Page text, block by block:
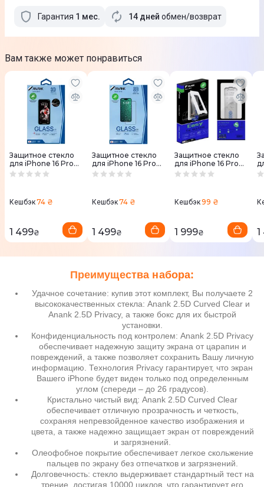
Гарантия 1 мес. 14 дней обмен/возврат
Вам также может понравиться
Защитное стекло
для iPhone 16 Pro
Max Anank 2.5D
Кешбэк74 ₴
1 499₴
Защитное стекло
для iPhone 16 Pro
Max Anank 3D
Кешбэк74 ₴
1 499₴
Защитное стекло
для iPhone 16 Pro
Max Anank 2.5D
(2003214)
Кешбэк99 ₴
1 999₴
Преимущества набора:
Удачное сочетание: купив этот комплект, Вы получаете 2
высококачественных стекла: Anank 2.5D Curved Clear и
Anank 2.5D Privacy, а также бокс для их быстрой
установки.
Конфиденциальность под контролем: Anank 2.5D Privacy
обеспечивает надежную защиту экрана от царапин и
повреждений, а также позволяет сохранить Вашу личную
информацию. Технология Privacy гарантирует, что экран
Вашего iPhone будет виден только под определенным
углом (спереди – до 26 градусов).
Кристально чистый вид: Anank 2.5D Curved Clear
обеспечивает отличную прозрачность и четкость,
сохраняя непревзойденное качество изображения и
цвета, а также надежно защищает экран от повреждений
и загрязнений.
Олеофобное покрытие обеспечивает легкое скольжение
пальцев по экрану без отпечатков и загрязнений.
Долговечность: стекло выдерживает стандартный тест на
трение, достигая 10000 циклов, что гарантирует его